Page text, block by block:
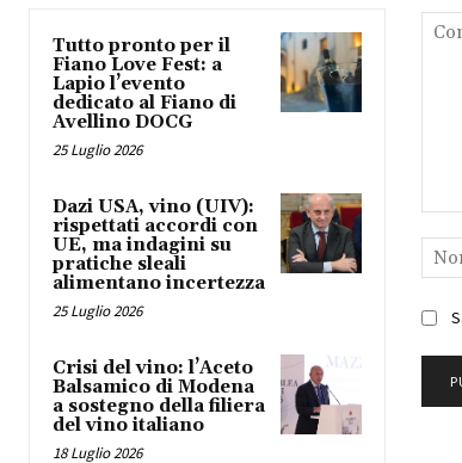
Tutto pronto per il
Fiano Love Fest: a
Lapio l’evento
dedicato al Fiano di
Avellino DOCG
25 Luglio 2026
Dazi USA, vino (UIV):
rispettati accordi con
UE, ma indagini su
pratiche sleali
alimentano incertezza
25 Luglio 2026
Crisi del vino: l’Aceto
Balsamico di Modena
a sostegno della filiera
del vino italiano
18 Luglio 2026